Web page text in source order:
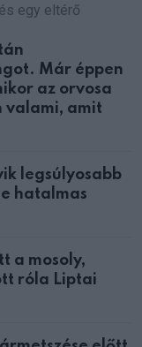
egy eltérő
Már éppen
az orvosa
valami, amit
legsúlyosabb
hatalmas
a mosoly,
róla Liptai